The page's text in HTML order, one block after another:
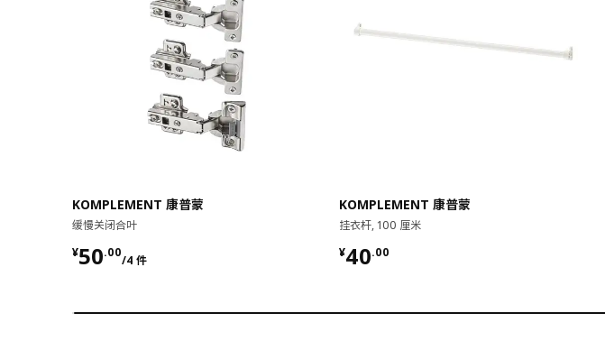
KOMPLEMENT 康普蒙
缓慢关闭合叶
¥50.00
/4 件
¥ 50.00/4 件
KOMPLEMENT 康普蒙
挂衣杆, 100 厘米
¥40.00
¥ 40.00